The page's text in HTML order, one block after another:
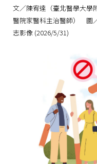
文／陳宥達（臺北醫學大學
醫院家醫科主治醫師） 圖
志影像 (2026/5/31)